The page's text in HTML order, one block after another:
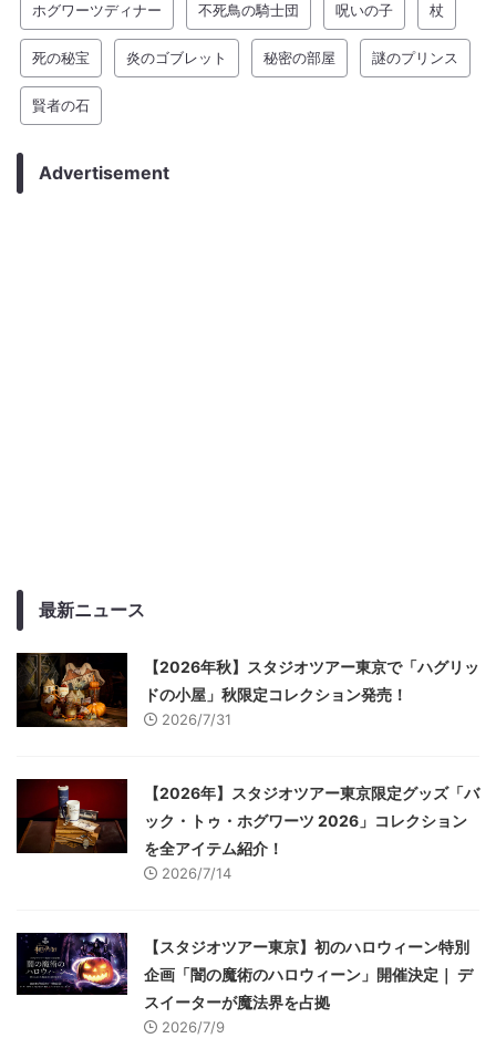
ホグワーツディナー 不死鳥の騎士団 呪いの子 杖
死の秘宝 炎のゴブレット 秘密の部屋 謎のプリンス
賢者の石
Advertisement
最新ニュース
【2026年秋】スタジオツアー東京で「ハグリッ
ドの小屋」秋限定コレクション発売！
2026/7/31
【2026年】スタジオツアー東京限定グッズ「バ
ック・トゥ・ホグワーツ 2026」コレクション
を全アイテム紹介！
2026/7/14
【スタジオツアー東京】初のハロウィーン特別
企画「闇の魔術のハロウィーン」開催決定｜ デ
スイーターが魔法界を占拠
2026/7/9